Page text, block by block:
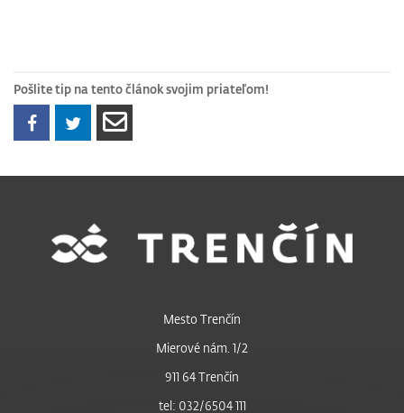
Pošlite tip na tento článok svojim priateľom!
Mesto Trenčín
Mierové nám. 1/2
911 64 Trenčín
tel: 032/6504 111